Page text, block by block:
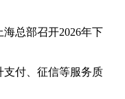
海总部召开2026年下
支付、征信等服务质